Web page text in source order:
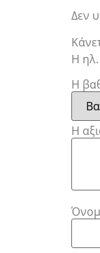
Δεν
Η ηλ.
Η
Η